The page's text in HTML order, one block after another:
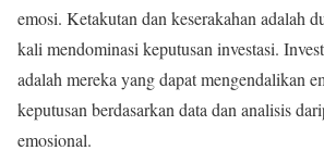
emosi. Ketakutan dan keserakahan adalah
kali mendominasi keputusan investasi.
adalah mereka yang dapat mengendalikan
keputusan berdasarkan data dan analisis
emosional.